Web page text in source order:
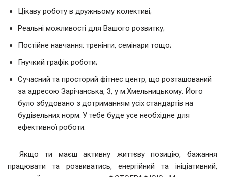
Цікаву роботу в дружньому колективі;
Реальні можливості для Вашого розвитку;
Постійне навчання: тренінги, семінари тощо;
Гнучкий графік роботи;
Сучасний та просторий фітнес центр, що розташований
за адресою Зарічанська, 3, у м.Хмельницькому. Його
було збудовано з дотриманням усіх стандартів на
будівельних норм. У тебе буде усе необхідне для
ефективної роботи.
Якщо ти маєш активну життєву позицію, бажання
працювати та розвиватись, енергійний та ініціативний,